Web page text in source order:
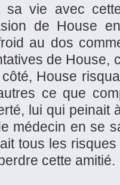
sa vie avec
de House
au dos
de House,
House
ce que
lui qui peinait
médecin en se
tous les
cette amitié.